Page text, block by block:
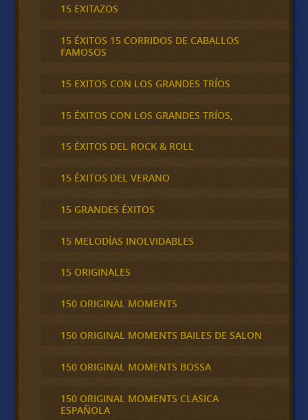
15 EXITAZOS
15 ÉXITOS 15 CORRIDOS DE CABALLOS
FAMOSOS
15 EXITOS CON LOS GRANDES TRÍOS
15 ÉXITOS CON LOS GRANDES TRÍOS,
15 ÉXITOS DEL ROCK & ROLL
15 ÉXITOS DEL VERANO
15 GRANDES ÉXITOS
15 MELODÍAS INOLVIDABLES
15 ORIGINALES
150 ORIGINAL MOMENTS
150 ORIGINAL MOMENTS BAILES DE SALON
150 ORIGINAL MOMENTS BOSSA
150 ORIGINAL MOMENTS CLASICA
ESPAÑOLA